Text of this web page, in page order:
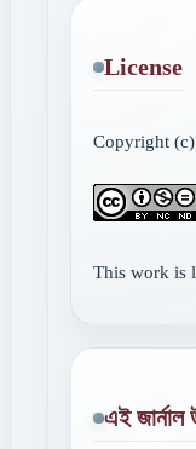
License
Copyright (c)
This work is
এই জার্নাল